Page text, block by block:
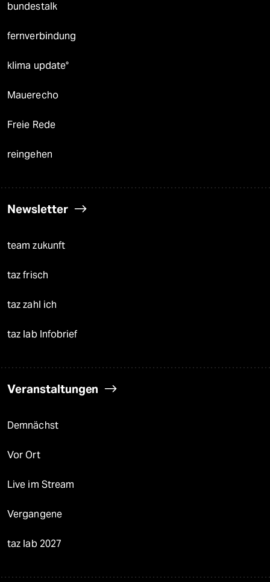
bundestalk
fernverbindung
klima update°
Mauerecho
Freie Rede
reingehen
Newsletter
team zukunft
taz frisch
taz zahl ich
taz lab Infobrief
Veranstaltungen
Demnächst
Vor Ort
Live im Stream
Vergangene
taz lab 2027